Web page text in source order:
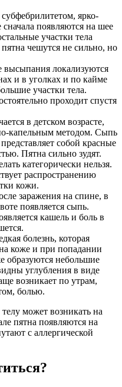
субфебрилитетом, ярко-
появляются на шее
участки тела
чешутся не сильно, но
высыпания локализуются
и в уголках и по кайме
участки тела.
проходит спустя
в детском возрасте,
капельным методом. Сыпь
собой красные
Пятна сильно зудят.
категорически нельзя.
распространению
кожи.
заражения на спине, в
появляется сыпь.
кашель и боль в
болезнь, которая
коже и при попадании
образуются небольшие
углубления в виде
возникает по утрам,
болью.
может возникать на
пятна появляются на
с аллергической